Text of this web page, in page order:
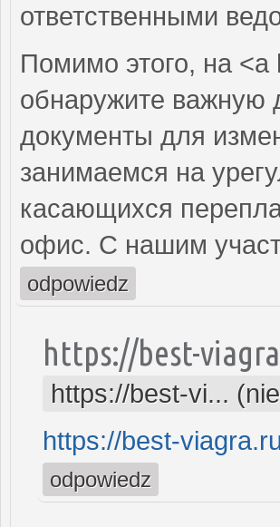
ответственными
Помимо этого, на <a
обнаружите важную
документы для
занимаемся на
касающихся
офис. С нашим
odpowiedz
https://best-
https://best-vi...
https://best-
odpowiedz